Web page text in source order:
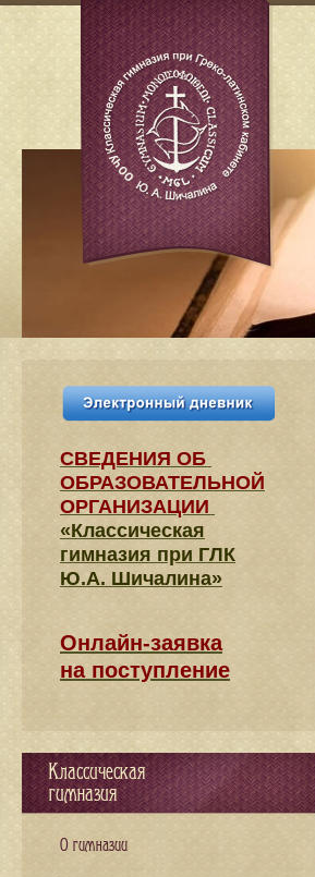
СВЕДЕНИЯ​ ОБ
ОБРАЗОВАТЕЛЬНОЙ
ОРГАНИЗАЦИИ
«Классическая
гимназия при ГЛК
Ю.А. Шичалина»
Онлайн-заявка
на поступление
Классическая
гимназия
О гимназии